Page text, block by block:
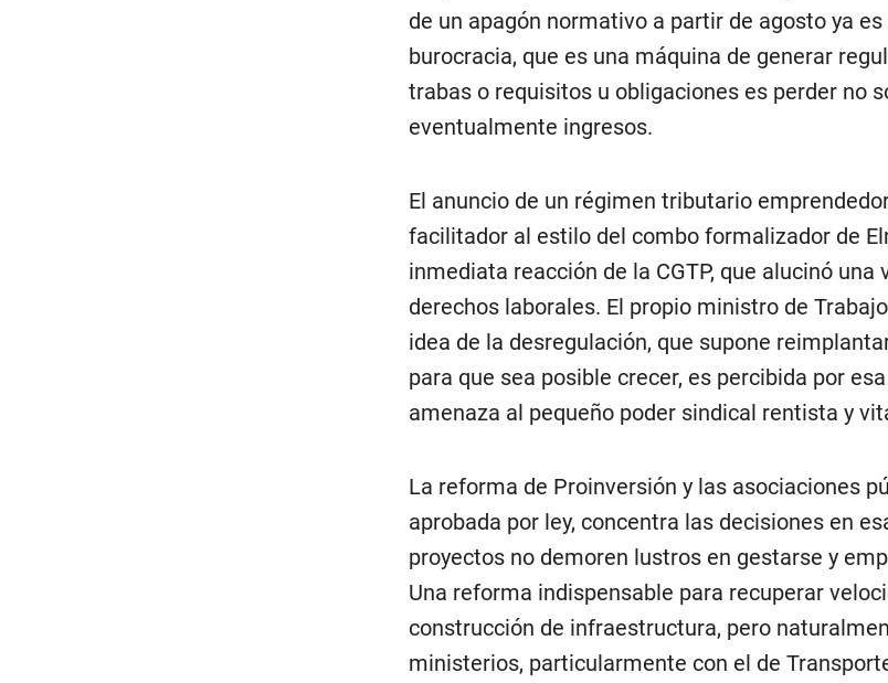
de un apagón normativo a partir de agosto ya
burocracia, que es una máquina de generar
trabas o requisitos u obligaciones es perder no
eventualmente ingresos.
El anuncio de un régimen tributario
facilitador al estilo del combo formalizador de
inmediata reacción de la CGTP, que alucinó
derechos laborales. El propio ministro de
idea de la desregulación, que supone
para que sea posible crecer, es percibida por
amenaza al pequeño poder sindical rentista y
La reforma de Proinversión y las asociaciones
aprobada por ley, concentra las decisiones en
proyectos no demoren lustros en gestarse y
Una reforma indispensable para recuperar
construcción de infraestructura, pero
ministerios, particularmente con el de